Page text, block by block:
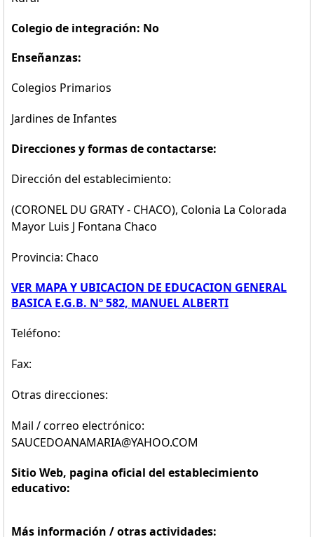
Colegio de integración: No
Enseñanzas:
Colegios Primarios
Jardines de Infantes
Direcciones y formas de contactarse:
Dirección del establecimiento:
(CORONEL DU GRATY - CHACO), Colonia La Colorada
Mayor Luis J Fontana Chaco
Provincia: Chaco
VER MAPA Y UBICACION DE EDUCACION GENERAL
BASICA E.G.B. Nº 582, MANUEL ALBERTI
Teléfono:
Fax:
Otras direcciones:
Mail / correo electrónico:
SAUCEDOANAMARIA@YAHOO.COM
Sitio Web, pagina oficial del establecimiento
educativo:
Más información / otras actividades: